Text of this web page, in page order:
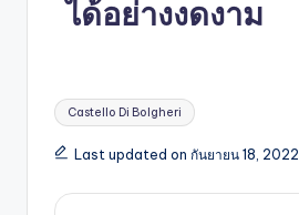
ได้อย่างงดงาม
Castello Di Bolgheri
Last updated on กันยายน 18, 2022